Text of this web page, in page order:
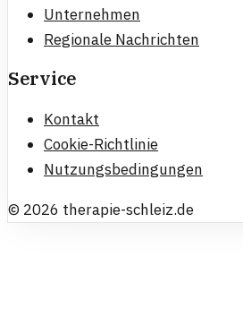
Unternehmen
Regionale Nachrichten
Service
Kontakt
Cookie-Richtlinie
Nutzungsbedingungen
© 2026 therapie-schleiz.de